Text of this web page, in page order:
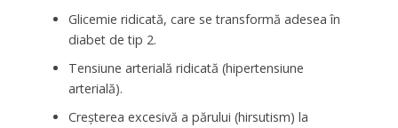
Glicemie ridicată, care se transformă adesea în
diabet de tip 2.
Tensiune arterială ridicată (hipertensiune
arterială).
Creșterea excesivă a părului (hirsutism) la